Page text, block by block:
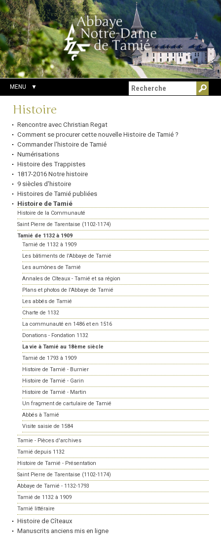
Aller
au
contenu.
|
Aller
à
la
navigation
Outils
personnels
Chercher par
Recherche
avancée…
MENU
Navigation
Histoire
Rencontre avec Christian Regat
Comment se procurer cette nouvelle Histoire de Tamié ?
Commander l'histoire de Tamié
Numérisations
Histoire des Trappistes
1817-2016 Notre histoire
9 siècles d'histoire
Histoires de Tamié publiées
Histoire de Tamié
Histoire de la Communauté
Saint Pierre de Tarentaise (1102-1174)
Tamié de 1132 à 1909
Tamié de 1132 à 1909
Les bâtiments de l'Abbaye de Tamié
Les aumônes de Tamié
Annales de Cîteaux - Tamié et sa région
Plans et photos de l'Abbaye de Tamié
Les abbés de Tamié
Charte de 1132
La communauté en 1486 et en 1516
Donations - Fondation 1132
La vie à Tamié au 18ème siècle
Tamié de 1793 à 1909
Histoire de Tamié - Burnier
Histoire de Tamié - Garin
Histoire de Tamié - Martin
Un fragment de cartulaire de Tamié
Abbés à Tamié
Visite saisie de 1584
Tamie - Pièces d'archives
Tamié depuis 1132
Histoire de Tamié - Présentation
Saint Pierre de Tarentaise (1102-1174)
Abbaye de Tamié - 1132-1793
Tamié de 1132 à 1909
Tamié littéraire
Histoire de Cîteaux
Manuscrits anciens mis en ligne